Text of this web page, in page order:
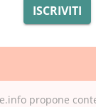
ISCRIVITI
propone